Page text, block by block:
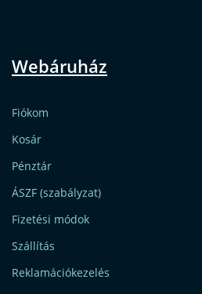
Webáruház
Fiókom
Kosár
Pénztár
ÁSZF (szabályzat)
Fizetési módok
Szállítás
Reklamációkezelés